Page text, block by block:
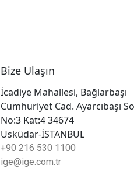
Bize Ulaşın
İcadiye Mahallesi, Bağlarbaşı
Cumhuriyet Cad. Ayarcıbaşı
No:3 Kat:4 34674
Üsküdar-İSTANBUL
+90 216 530 1100
ige@ige.com.tr